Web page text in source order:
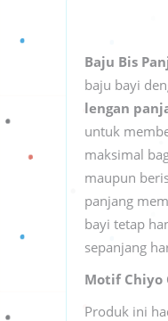
Baju Bis
baju bayi
lengan
untuk
maksimal
maupun
panjang
bayi tetap
sepanjang
Motif Chiyo
Produk ini